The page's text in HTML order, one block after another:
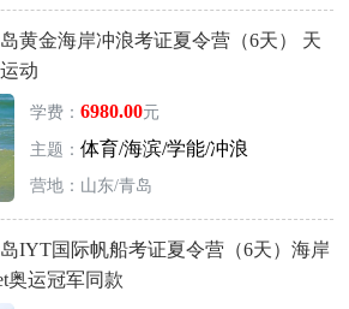
岛黄金海岸冲浪考证夏令营（6天） 天
动
学费： 6980.00元
主题： 体育/海滨/学能/冲浪
营地：山东/青岛
岛IYT国际帆船考证夏令营（6天）海岸
奥运冠军同款